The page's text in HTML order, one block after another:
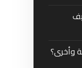
وأخرى؟